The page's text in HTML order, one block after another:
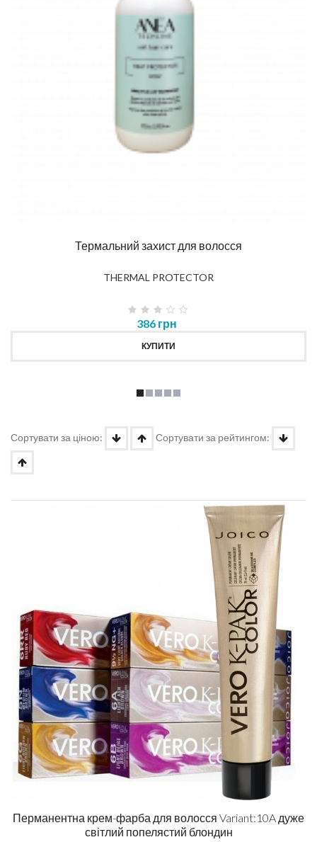
Термальний захист для волосся
THERMAL PROTECTOR
386 грн
КУПИТИ
Сортувати за ціною: Сортувати за рейтингом:
Перманентна крем-фарба для волосся Variant:10A дуже
світлий попелястий блондин